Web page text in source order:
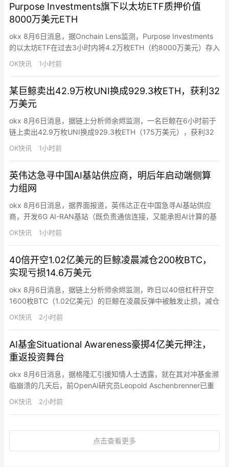
“挖矿”活动、数字权利的发行和流通相关的关系，同时规定了对发
行数…
Purpose Investments旗下以太坊ETF质押价值
8000万美元ETH
okx 8月6日消息，据Onchain Lens监测，Purpose Investments
的以太坊ETF在过去3小时内将4.2万枚ETH（约8000万美元）存入
以太坊信标链存款合约，占其ETF总持仓11.49万枚ETH的36.6%。
OK快讯 1小时前
某巨鲸卖出42.9万枚UNI换成929.3枚ETH，获利32
万美元
okx 8月6日消息，据链上分析师余烬监测，一名巨鲸在6小时前于
链上卖出42.9万枚UNI换成929.3枚ETH（175万美元），获利32
万美元。该巨鲸在6至7月以均价3.34美元买入62.9万枚UNI（210
万美元），近期UNI从2.4美元反弹至4.4美元后止盈。
OK快讯 1小时前
英伟达急寻中国AI基站供应商，明后年启动端侧算
力组网
okx 8月6日消息，据界面报道，英伟达正在中国急寻AI基站供应
商，开发6G AI-RAN基站（既负责通信连接，又能承担AI计算的基
站）。从通信产业链核心人士处获悉，英伟达正在加速进入电信运
营商市场，并在中国寻找基站厂商合作方，开发符合海外市场要求
一，其内部人士确认，英伟达从2025年就与公司接触，目…
OK快讯 1小时前
40倍开空1.02亿美元的巨鲸凌晨减仓200枚BTC，
实现亏损14.6万美元
okx 8月6日消息，据链上分析师余烬监测，昨日以40倍杠杆开空
1600枚BTC（1.02亿美元）的巨鲸在凌晨反弹中被触发止损，减仓
200枚BTC（1300万美元），实现亏损14.6万美元。其在64885
至68254美元区间挂单止损，每笔50枚BTC。目前仍持有1400枚
OK快讯 2小时前
AI基金Situational Awareness豪掷4亿美元押注，
重返投资舞台
okx 8月6日消息，据格隆汇引援知情人士透露，就在其对冲基金濒
临崩溃的几天后，前OpenAI研究员Leopold Aschenbrenner已重
返投资舞台，豪掷4亿美元支持一家私营公司。这笔于周二完成的
投资，是Aschenbrenner在AI主题对冲基金Situational Awareness
何收…
OK快讯 2小时前
点击查看更多